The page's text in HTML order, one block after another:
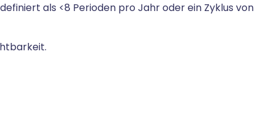
als <8 Perioden pro Jahr oder ein Zyklus von